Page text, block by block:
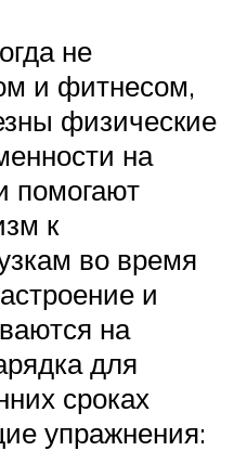
не
и фитнесом,
физические
на
помогают
к
во время
и
на
для
сроках
упражнения: